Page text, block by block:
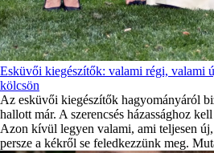
Esküvői kiegészítők: valami régi, valami
kölcsön
Az esküvői kiegészítők hagyományáról
hallott már. A szerencsés házassághoz
Azon kívül legyen valami, ami teljesen
persze a kékről se feledkezzünk meg.